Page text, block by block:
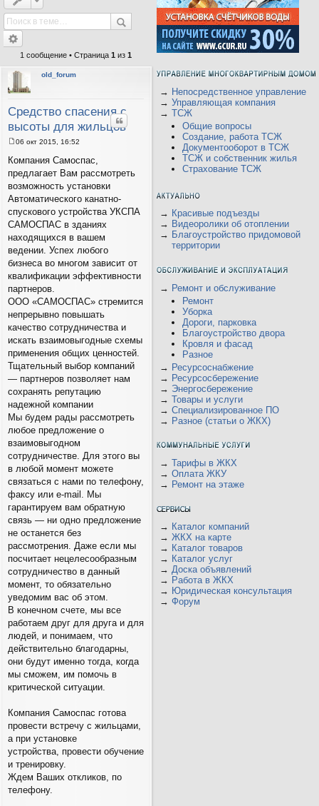
1 сообщение • Страница 1 из 1
old_forum
Средство спасения с
высоты для жильцовЦитата
о
б
е
н
е
06 окт 2015, 16:52
Компания Самоспас,
предлагает Вам рассмотреть
возможность установки
Автоматического канатно-
спускового устройства УКСПА
САМОСПАС в зданиях
находящихся в вашем
ведении. Успех любого
бизнеса во многом зависит от
квалификации эффективности
партнеров.
ООО «САМОСПАС» стремится
непрерывно повышать
качество сотрудничества и
искать взаимовыгодные схемы
применения общих ценностей.
Тщательный выбор компаний
— партнеров позволяет нам
сохранять репутацию
надежной компании
Мы будем рады рассмотреть
любое предложение о
взаимовыгодном
сотрудничестве. Для этого вы
в любой момент можете
связаться с нами по телефону,
факсу или e-mail. Мы
гарантируем вам обратную
связь — ни одно предложение
не останется без
рассмотрения. Даже если мы
посчитает нецелесообразным
сотрудничество в данный
момент, то обязательно
уведомим вас об этом.
В конечном счете, мы все
работаем друг для друга и для
людей, и понимаем, что
действительно благодарны,
они будут именно тогда, когда
мы сможем, им помочь в
критической ситуации.
Компания Самоспас готова
провести встречу с жильцами,
а при установке
устройства, провести обучение
и тренировку.
Ждем Ваших откликов, по
телефону.
→ Непосредственное управление
→ Управляющая компания
→ ТСЖ
Общие вопросы
Создание, работа ТСЖ
Документооборот в ТСЖ
ТСЖ и собственник жилья
Страхование ТСЖ
→ Красивые подъезды
→ Видеоролики об отоплении
→ Благоустройство придомовой
территории
→ Ремонт и обслуживание
Ремонт
Уборка
Дороги, парковка
Благоустройство двора
Кровля и фасад
Разное
→ Ресурсоснабжение
→ Ресурсосбережение
→ Энергосбережение
→ Товары и услуги
→ Специализированное ПО
→ Разное (статьи о ЖКХ)
→ Тарифы в ЖКХ
→ Оплата ЖКУ
→ Ремонт на этаже
→ Каталог компаний
→ ЖКХ на карте
→ Каталог товаров
→ Каталог услуг
→ Доска объявлений
→ Работа в ЖКХ
→ Юридическая консультация
→ Форум